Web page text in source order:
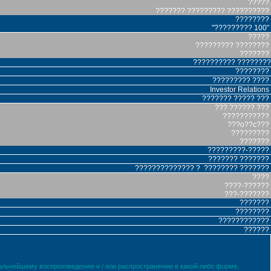
?????
??????? ????????? ??????????
????????
"????????? 100"
?????
????????? ????????
???????
?????????? ????????
????????
????????? ????
Investor Relations
??????? ????? ???
??? ?????? ???
???????????
???o??c???
?????????
???????
?????????-?????
??????? ???????
?????????????? ? ???????? ???????
????
????-??????
???-???????
???????
????????
????????????
??????
воспроизведению и / или распространению в какой-либо форме,